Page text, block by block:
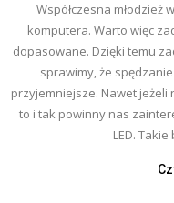
Współczesna młodzież
komputera. Warto więc
dopasowane. Dzięki temu
sprawimy, że
przyjemniejsze. Nawet jeżeli
to i tak powinny nas
LED.